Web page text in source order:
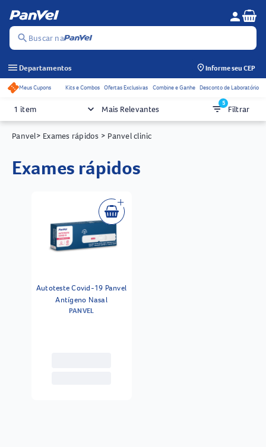
search Buscar na
Menu do
person
menu Departamentos Informe seu CEP
Acessos rápidos do cabeçalho
Meus Cupons Kits e Combos Ofertas Exclusivas Combine e Ganhe Desconto de Laboratório
1 item keyboard_arrow_down Mais Relevantes filter_list5
Filtrar
Panvel> Exames rápidos > Panvel clinic
exames rápidos
Autoteste Covid-19 Panvel
Antígeno Nasal
PANVEL